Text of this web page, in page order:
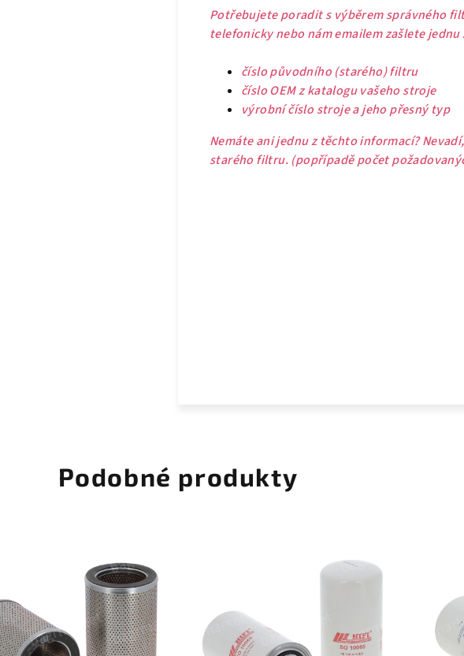
Potřebujete poradit s výběrem správného
telefonicky nebo nám emailem zašlete
číslo původního (starého) filtru
číslo OEM z katalogu vašeho stroje
výrobní číslo stroje a jeho přesný typ
Nemáte ani jednu z těchto informací?
starého filtru. (popřípadě počet
Podobné produkty